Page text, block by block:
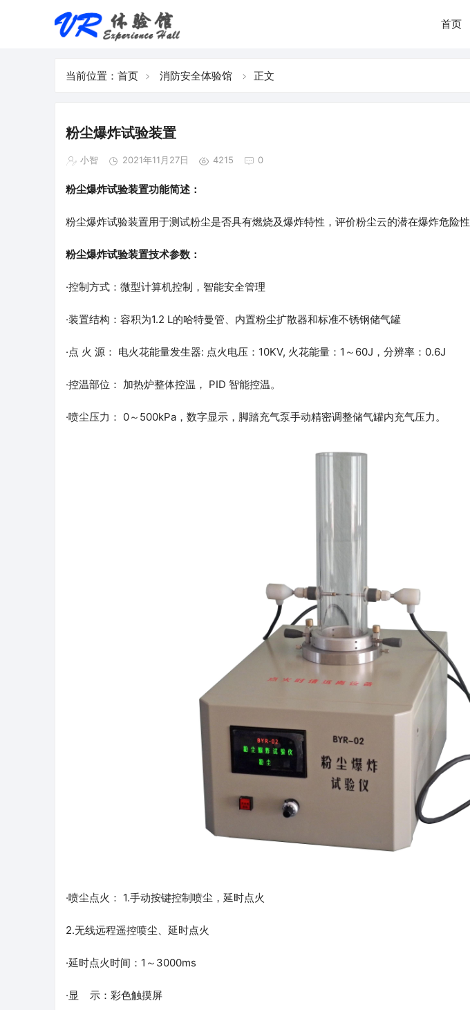
首页
当前位置： 首页 消防安全体验馆 正文
粉尘爆炸试验装置
小智 2021年11月27日 4215 0
粉尘爆炸试验装置功能简述：
粉尘爆炸试验装置用于测试粉尘是否具有燃烧及爆炸特性，评价粉尘云的潜在爆炸危险性
粉尘爆炸试验装置技术参数：
·控制方式：微型计算机控制，智能安全管理
·装置结构：容积为1.2 L的哈特曼管、内置粉尘扩散器和标准不锈钢储气罐
·点 火 源： 电火花能量发生器: 点火电压：10KV, 火花能量：1～60J，分辨率：0.6J
·控温部位： 加热炉整体控温， PID 智能控温。
·喷尘压力： 0～500kPa，数字显示，脚踏充气泵手动精密调整储气罐内充气压力。
·喷尘点火： 1.手动按键控制喷尘，延时点火
2.无线远程遥控喷尘、延时点火
·延时点火时间：1～3000ms
·显 示：彩色触摸屏